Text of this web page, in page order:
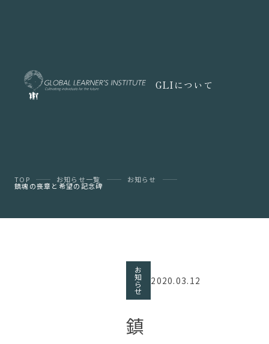
GLIについて
TOP お知らせ一覧 お知らせ
鎮魂の喪章と希望の記念碑
お
知
ら
せ
2020.03.12
鎮